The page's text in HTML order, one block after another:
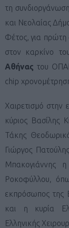
τη
και Νεολαίας
Φέτος, για
στον καρκίνο
Αθήνας του
chip
Χαιρετισμό
κύριος Βασίλης
Τάκης
Γιώργος
Μπακογιάννης
Ροκοφύλλου,
εκπρόσωπος της
και η κυρία
Ελληνικής